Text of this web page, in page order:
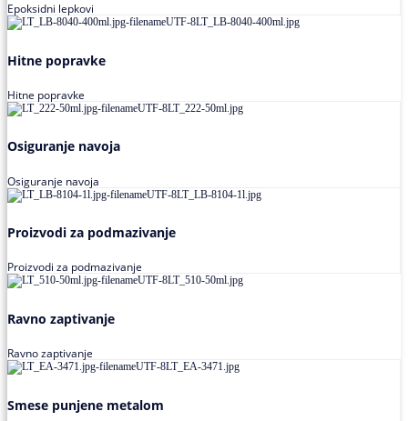
Epoksidni lepkovi
Hitne popravke
Hitne popravke
Osiguranje navoja
Osiguranje navoja
Proizvodi za podmazivanje
Proizvodi za podmazivanje
Ravno zaptivanje
Ravno zaptivanje
Smese punjene metalom